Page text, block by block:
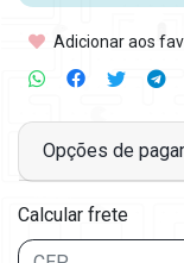
Adicionar aos
Opções de
Calcular frete